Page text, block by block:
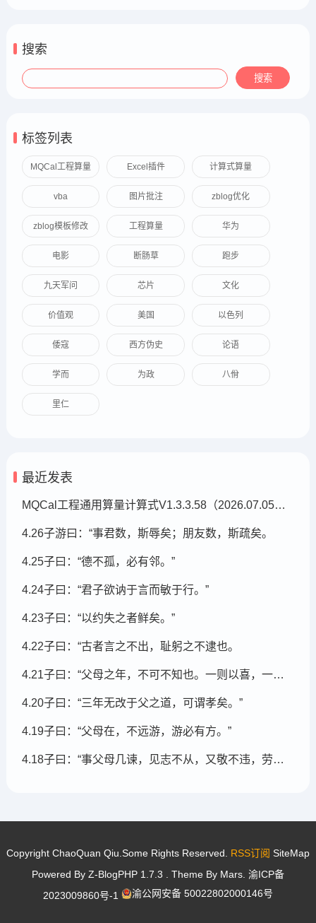
搜索
标签列表
MQCal工程算量 Excel插件 计算式算量
vba 图片批注 zblog优化
zblog模板修改 工程算量 华为
电影 断肠草 跑步
九天军问 芯片 文化
价值观 美国 以色列
倭寇 西方伪史 论语
学而 为政 八佾
里仁
最近发表
MQCal工程通用算量计算式V1.3.3.58（2026.07.05发布）
4.26子游曰：“事君数，斯辱矣；朋友数，斯疏矣。
4.25子曰：“德不孤，必有邻。”
4.24子曰：“君子欲讷于言而敏于行。”
4.23子曰：“以约失之者鲜矣。”
4.22子曰：“古者言之不出，耻躬之不逮也。
4.21子曰：“父母之年，不可不知也。一则以喜，一则以惧。
4.20子曰：“三年无改于父之道，可谓孝矣。”
4.19子曰：“父母在，不远游，游必有方。”
4.18子曰：“事父母几谏，见志不从，又敬不违，劳而不怨。”
Copyright ChaoQuan Qiu.Some Rights Reserved. RSS订阅 SiteMap
Powered By Z-BlogPHP 1.7.3 . Theme By Mars. 渝ICP备
2023009860号-1
渝公网安备 50022802000146号